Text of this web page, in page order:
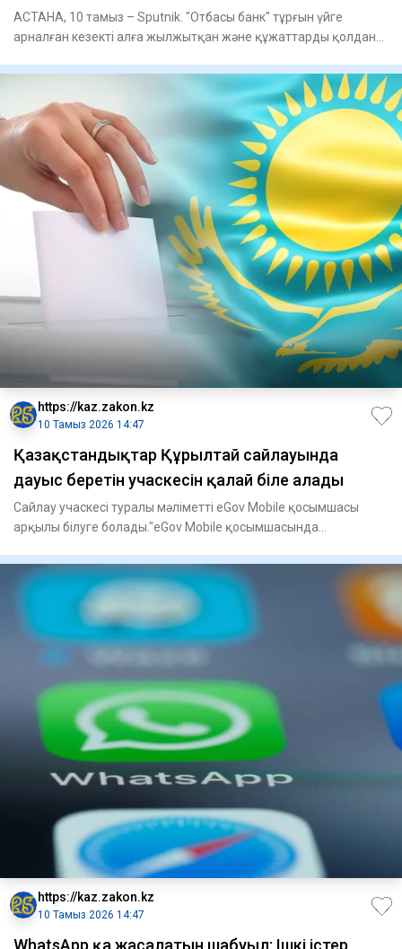
АСТАНА, 10 тамыз – Sputnik. "Отбасы банк" тұрғын үйге
арналған кезекті алға жылжытқан және құжаттарды қолдан
https://kaz.zakon.kz
10 Тамыз 2026 14:47
Қазақстандықтар Құрылтай сайлауында
дауыс беретін учаскесін қалай біле алады
Сайлау учаскесі туралы мәліметті eGov Mobile қосымшасы
арқылы білуге болады."eGov Mobile қосымшасында
https://kaz.zakon.kz
10 Тамыз 2026 14:47
WhatsApp қа жасалатын шабуыл: Ішкі істер